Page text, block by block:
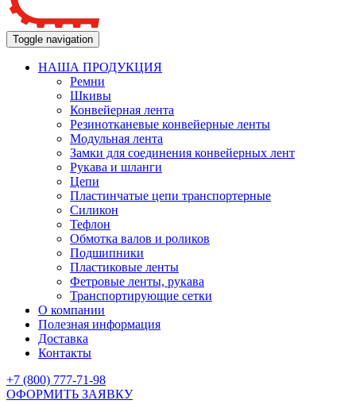
Toggle navigation
НАША ПРОДУКЦИЯ
Ремни
Шкивы
Конвейерная лента
Резинотканевые конвейерные ленты
Модульная лента
Замки для соединения конвейерных лент
Рукава и шланги
Цепи
Пластинчатые цепи транспортерные
Силикон
Тефлон
Обмотка валов и роликов
Подшипники
Пластиковые ленты
Фетровые ленты, рукава
Транспортирующие сетки
О компании
Полезная информация
Доставка
Контакты
+7 (800) 777-71-98
ОФОРМИТЬ ЗАЯВКУ